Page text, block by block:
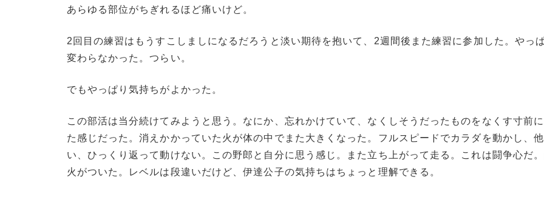
あらゆる部位がちぎれるほど痛いけど。
2回目の練習はもうすこしましになるだろうと淡い期待を抱いて、2週間後また練習に参加した。やっ
変わらなかった。つらい。
でもやっぱり気持ちがよかった。
この部活は当分続けてみようと思う。なにか、忘れかけていて、なくしそうだったものをなくす寸前
た感じだった。消えかかっていた火が体の中でまた大きくなった。フルスピードでカラダを動かし、
い、ひっくり返って動けない。この野郎と自分に思う感じ。また立ち上がって走る。これは闘争心だ
火がついた。レベルは段違いだけど、伊達公子の気持ちはちょっと理解できる。